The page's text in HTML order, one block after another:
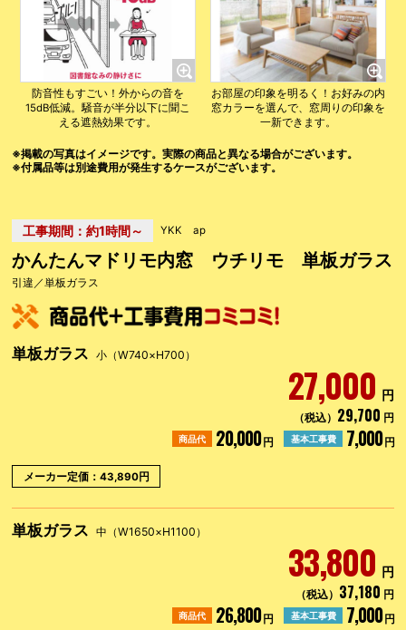
防音性もすごい！外からの音を
15dB低減。騒音が半分以下に聞こ
える遮熱効果です。
お部屋の印象を明るく！お好みの内
窓カラーを選んで、窓周りの印象を
一新できます。
※掲載の写真はイメージです。実際の商品と異なる場合がございます。
※付属品等は別途費用が発生するケースがございます。
工事期間：約1時間～ YKK ap
かんたんマドリモ内窓 ウチリモ 単板ガラス
引違／単板ガラス
単板ガラス 小（W740×H700）
27,000 円
（税込） 29,700 円
商品代 20,000円 基本工事費 7,000円
メーカー定価：43,890円
単板ガラス 中（W1650×H1100）
33,800 円
（税込） 37,180 円
商品代 26,800円 基本工事費 7,000円